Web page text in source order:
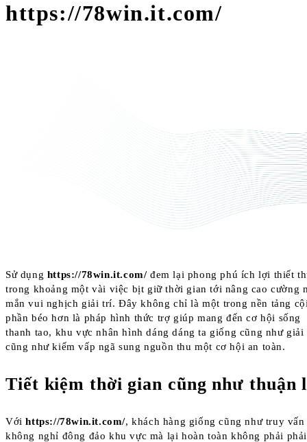
https://78win.it.com/
Sử dụng https://78win.it.com/đem lại phong phú ích lợi thiết
trong khoảng một vài việc bịt giữ thời gian tới nâng cao cường
mắn vui nghịch giải trí. Đây không chỉ là một trong nền tảng
phần béo hơn là pháp hình thức trợ giúp mang đến cơ hội sống
thanh tao, khu vực nhân hình dáng dáng ta giống cũng như
cũng như kiếm vấp ngã sung nguồn thu một cơ hội an toàn.
Tiết kiệm thời gian cũng như thuận
Vớihttps://78win.it.com/, khách hàng giống cũng như truy vấn
không nghỉ đông đảo khu vực mà lại hoàn toàn không phải phải